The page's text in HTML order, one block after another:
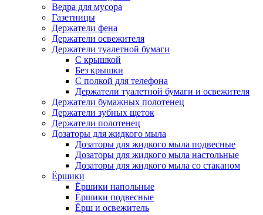
Ведра для мусора
Газетницы
Держатели фена
Держатели освежителя
Держатели туалетной бумаги
С крышкой
Без крышки
С полкой для телефона
Держатели туалетной бумаги и освежителя
Держатели бумажных полотенец
Держатели зубных щеток
Держатели полотенец
Дозаторы для жидкого мыла
Дозаторы для жидкого мыла подвесные
Дозаторы для жидкого мыла настольные
Дозаторы для жидкого мыла со стаканом
Ёршики
Ёршики напольные
Ёршики подвесные
Ёрш и освежитель